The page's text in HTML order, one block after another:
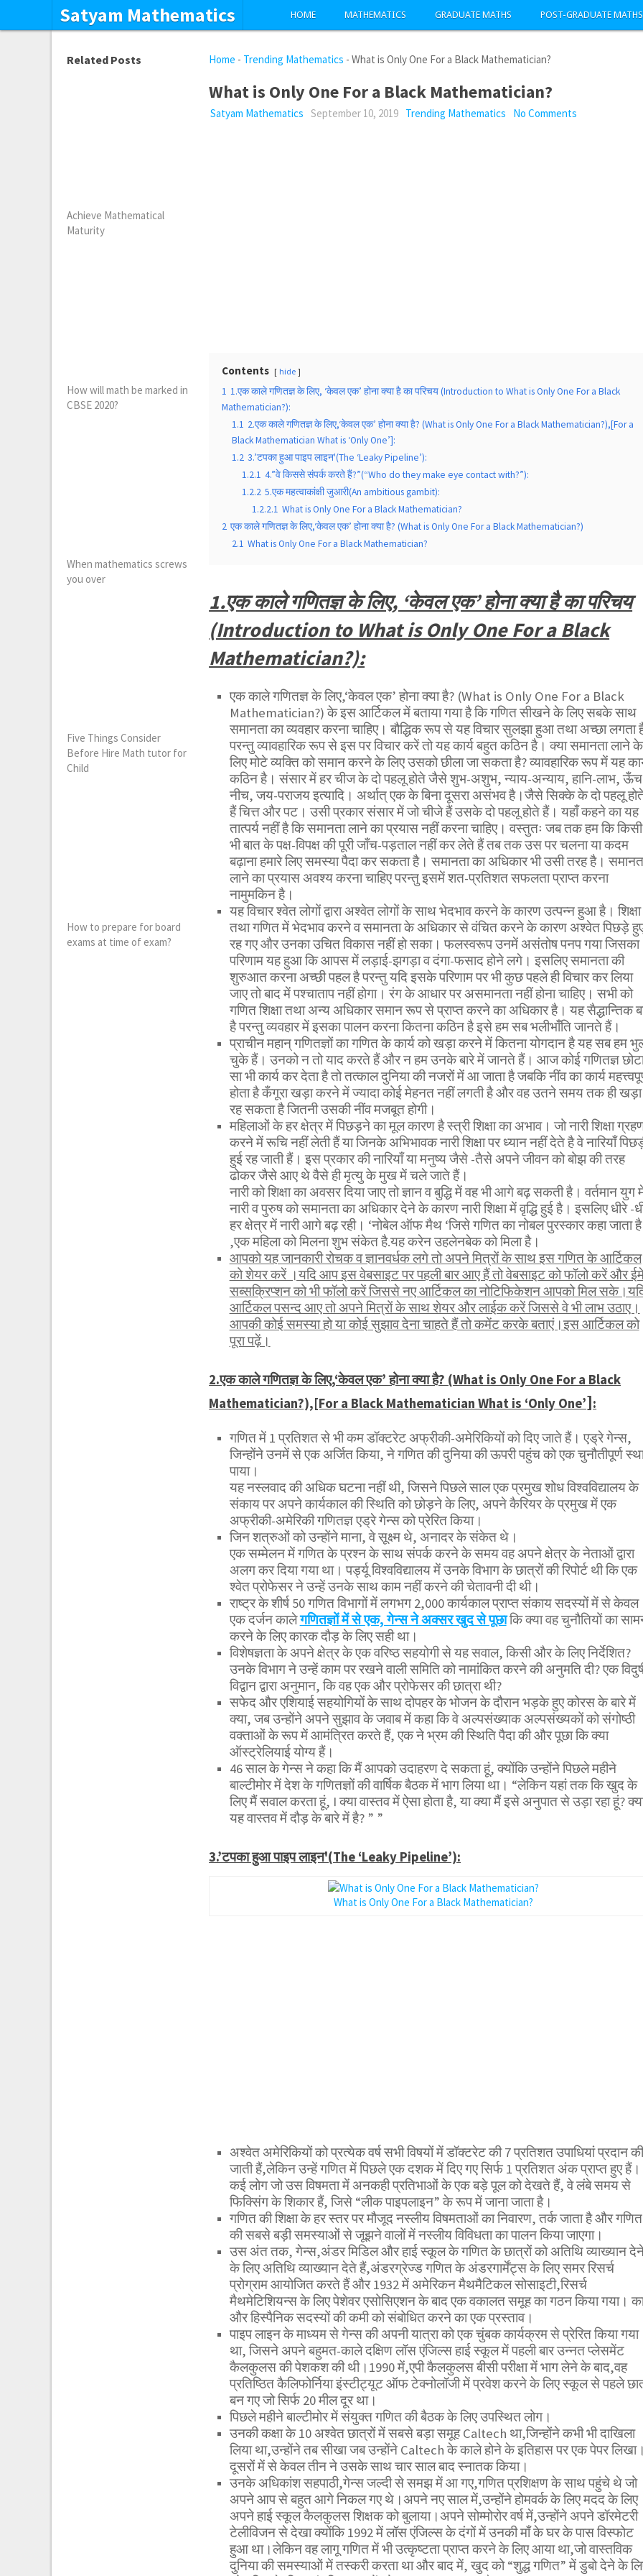
Satyam Mathematics HOME MATHEMATICS GRADUATE MATHS POST-GRADUATE MATHS
Home - Trending Mathematics -What is Only One For a Black Mathematician?
What is Only One For a Black Mathematician?
Satyam Mathematics September 10, 2019 Trending Mathematics No Comments
Contents hide
1 1.एक काले गणितज्ञ के लिए, ‘केवल एक’ होना क्या है का परिचय (Introduction to What is Only One For a Black
Mathematician?):
1.1 2.एक काले गणितज्ञ के लिए,‘केवल एक’ होना क्या है? (What is Only One For a Black Mathematician?),[For a
Black Mathematician What is ‘Only One’]:
1.2 3.’टपका हुआ पाइप लाइन'(The ‘Leaky Pipeline’):
1.2.1 4.”वे किससे संपर्क करते हैं?”(“Who do they make eye contact with?”):
1.2.2 5.एक महत्वाकांक्षी जुआरी(An ambitious gambit):
1.2.2.1 What is Only One For a Black Mathematician?
2 एक काले गणितज्ञ के लिए,‘केवल एक’ होना क्या है? (What is Only One For a Black Mathematician?)
2.1 What is Only One For a Black Mathematician?
1.एक काले गणितज्ञ के लिए, ‘केवल एक’ होना क्या है का परिचय
(Introduction to What is Only One For a Black
Mathematician?):
एक काले गणितज्ञ के लिए,‘केवल एक’ होना क्या है? (What is Only One For a Black
Mathematician?) के इस आर्टिकल में बताया गया है कि गणित सीखने के लिए सबके साथ
समानता का व्यवहार करना चाहिए। बौद्धिक रूप से यह विचार सुलझा हुआ तथा अच्छा लगता
परन्तु व्यावहारिक रूप से इस पर विचार करें तो यह कार्य बहुत कठिन है। क्या समानता लाने के
लिए मोटे व्यक्ति को समान करने के लिए उसको छीला जा सकता है? व्यावहारिक रूप में यह
कठिन है। संसार में हर चीज के दो पहलू होते जैसे शुभ-अशुभ, न्याय-अन्याय, हानि-लाभ,
नीच, जय-पराजय इत्यादि। अर्थात् एक के बिना दूसरा असंभव है।जैसे सिक्के के दो पहलू
हैं चित्त और पट। उसी प्रकार संसार में जो चीजे हैं उसके दो पहलू होते हैं। यहाँ कहने का यह
तात्पर्य नहीं है कि समानता लाने का प्रयास नहीं करना चाहिए। वस्तुतः जब तक हम कि किसी
भी बात के पक्ष-विपक्ष की पूरी जाँच-पड़ताल नहीं कर लेते हैं तब तक उस पर चलना या कदम
बढ़ाना हमारे लिए समस्या पैदा कर सकता है। समानता का अधिकार भी उसी तरह है।
लाने का प्रयास अवश्य करना चाहिए परन्तु इसमें शत-प्रतिशत सफलता प्राप्त करना
नामुमकिन है।
यह विचार श्वेत लोगों द्वारा अश्वेत लोगों के साथ भेदभाव करने के कारण उत्पन्न हुआ है।
तथा गणित में भेदभाव करने व समानता के अधिकार से वंचित करने के कारण अश्वेत पिछड़े
रह गए और उनका उचित विकास नहीं हो सका। फलस्वरूप उनमें असंतोष पनप गया जिसका
परिणाम यह हुआ कि आपस में लड़ाई-झगड़ा व दंगा-फसाद होने लगे। इसलिए समानता की
शुरुआत करना अच्छी पहल है परन्तु यदि इसके परिणाम पर भी कुछ पहले ही विचार कर लिया
जाए तो बाद में पश्चाताप नहीं होगा। रंग के आधार पर असमानता नहीं होना चाहिए। सभी को
गणित शिक्षा तथा अन्य अधिकार समान रूप से प्राप्त करने का अधिकार है। यह सैद्धान्तिक
है परन्तु व्यवहार में इसका पालन करना कितना कठिन है इसे हम सब भलीभाँति जानते हैं।
प्राचीन महान् गणितज्ञों का गणित के कार्य को खड़ा करने में कितना योगदान है यह सब हम
चुके हैं। उनको न तो याद करते हैं और न हम उनके बारे में जानते हैं। आज कोई गणितज्ञ
सा भी कार्य कर देता है तो तत्काल दुनिया की नजरों में आ जाता है जबकि नींव का कार्य
होता है कँगूरा खड़ा करने में ज्यादा कोई मेहनत नहीं लगती है और वह उतने समय तक ही खड़ा
रह सकता है जितनी उसकी नींव मजबूत होगी।
महिलाओं के हर क्षेत्र में पिछड़ने का मूल कारण है स्त्री शिक्षा का अभाव। जो नारी शिक्षा
करने में रूचि नहीं लेती हैं या जिनके अभिभावक नारी शिक्षा पर ध्यान नहीं देते है वे नारियाँ
हुई रह जाती हैं। इस प्रकार की नारियाँ या मनुष्य जैसे -तैसे अपने जीवन को बोझ की तरह
ढोकर जैसे आए थे वैसे ही मृत्यु के मुख में चले जाते हैं।
नारी को शिक्षा का अवसर दिया जाए तो ज्ञान व बुद्धि में वह भी आगे बढ़ सकती है। वर्तमान युग
नारी व पुरुष को समानता का अधिकार देने के कारण नारी शिक्षा में वृद्धि हुई है। इसलिए धीरे -
हर क्षेत्र में नारी आगे बढ़ रही। ‘नोबेल ऑफ मैथ ‘जिसे गणित का नोबल पुरस्कार कहा जाता है
,एक महिला को मिलना शुभ संकेत है.यह करेन उहलेनबेक को मिला है।
आपको यह जानकारी रोचक व ज्ञानवर्धक लगे तो अपने मित्रों के साथ इस गणित के आर्टिकल
को शेयर करें ।यदि आप इस वेबसाइट पर पहली बार आए हैं तो वेबसाइट को फॉलो करें और
सब्सक्रिप्शन को भी फॉलो करें जिससे नए आर्टिकल का नोटिफिकेशन आपको मिल
आर्टिकल पसन्द आए तो अपने मित्रों के साथ शेयर और लाईक करें जिससे वे भी लाभ उठाए।
आपकी कोई समस्या हो या कोई सुझाव देना चाहते हैं तो कमेंट करके बताएं।इस आर्टिकल को
पूरा पढ़ें।
2.एक काले गणितज्ञ के लिए,‘केवल एक’ होना क्या है? (What is Only One For a Black
Mathematician?),[For a Black Mathematician What is ‘Only One’]:
गणित में 1 प्रतिशत से भी कम डॉक्टरेट अफ्रीकी-अमेरिकियों को दिए जाते हैं। एड्रे गेन्स,
जिन्होंने उनमें से एक अर्जित किया, ने गणित की दुनिया की ऊपरी पहुंच को एक चुनौतीपूर्ण
पाया।
यह नस्लवाद की अधिक घटना नहीं थी, जिसने पिछले साल एक प्रमुख शोध विश्वविद्यालय के
संकाय पर अपने कार्यकाल की स्थिति को छोड़ने के लिए, अपने कैरियर के प्रमुख में एक
अफ्रीकी-अमेरिकी गणितज्ञ एड्रे गेन्स को प्रेरित किया।
जिन शत्रुओं को उन्होंने माना, वे सूक्ष्म थे, अनादर के संकेत थे।
एक सम्मेलन में गणित के प्रश्न के साथ संपर्क करने के समय वह अपने क्षेत्र के नेताओं द्वारा
अलग कर दिया गया था। पर्ड्यू विश्वविद्यालय में उनके विभाग के छात्रों की रिपोर्ट थी कि एक
श्वेत प्रोफेसर ने उन्हें उनके साथ काम नहीं करने की चेतावनी दी थी।
राष्ट्र के शीर्ष 50 गणित विभागों में लगभग 2,000 कार्यकाल प्राप्त संकाय सदस्यों में से केवल
एक दर्जन कालेगणितज्ञों में से एक, गेन्स ने अक्सर खुद से पूछाकि क्या वह चुनौतियों का
करने के लिए कारक दौड़ के लिए सही था।
विशेषज्ञता के अपने क्षेत्र के एक वरिष्ठ सहयोगी से यह सवाल, किसी और के लिए निर्देशित?
उनके विभाग ने उन्हें काम पर रखने वाली समिति को नामांकित करने की अनुमति दी? एक
विद्वान द्वारा अनुमान, कि वह एक और प्रोफेसर की छात्रा थी?
सफेद और एशियाई सहयोगियों के साथ दोपहर के भोजन के दौरान भड़के हुए कोरस के बारे में
क्या, जब उन्होंने अपने सुझाव के जवाब में कहा कि वे अल्पसंख्याक अल्पसंख्यकों को संगोष्ठी
वक्ताओं के रूप में आमंत्रित करते हैं, एक ने भ्रम की स्थिति पैदा की और पूछा कि क्या
ऑस्ट्रेलियाई योग्य हैं।
46 साल के गेन्स ने कहा कि मैं आपको उदाहरण दे सकता हूं, क्योंकि उन्होंने पिछले महीने
बाल्टीमोर में देश के गणितज्ञों की वार्षिक बैठक में भाग लिया था। “लेकिन यहां तक ​​कि खुद के
लिए मैं सवाल करता हूं, I क्या वास्तव में ऐसा होता है, या क्या मैं इसे अनुपात से उड़ा रहा हूं?
यह वास्तव में दौड़ के बारे में है? ” ”
3.’टपका हुआ पाइप लाइन'(The ‘Leaky Pipeline’):
What is Only One For a Black Mathematician?
अश्वेत अमेरिकियों को प्रत्येक वर्ष सभी विषयों में डॉक्टरेट की 7 प्रतिशत उपाधियां प्रदान की
जाती हैं,लेकिन उन्हें गणित में पिछले एक दशक में दिए गए सिर्फ 1 प्रतिशत अंक प्राप्त हुए हैं।
कई लोग जो उस विषमता में अनकही प्रतिभाओं के एक बड़े पूल को देखते हैं, वे लंबे समय से
फिक्सिंग के शिकार हैं, जिसे “लीक पाइपलाइन” के रूप में जाना जाता है।
गणित की शिक्षा के हर स्तर पर मौजूद नस्लीय विषमताओं का निवारण, तर्क जाता है और गणित
की सबसे बड़ी समस्याओं से जूझने वालों में नस्लीय विविधता का पालन किया जाएगा।
उस अंत तक, गेन्स,अंडर मिडिल और हाई स्कूल के गणित के छात्रों को अतिथि व्याख्यान
के लिए अतिथि व्याख्यान देते हैं,अंडरग्रेज्ड गणित के अंडरगार्मेंट्स के लिए समर रिसर्च
प्रोग्राम आयोजित करते हैं और 1932 में अमेरिकन मैथमैटिकल सोसाइटी,रिसर्च
मैथमेटिशियन्स के लिए पेशेवर एसोसिएशन के बाद एक वकालत समूह का गठन किया गया।
और हिस्पैनिक सदस्यों की कमी को संबोधित करने का एक प्रस्ताव।
पाइप लाइन के माध्यम से गेन्स की अपनी यात्रा को एक चुंबक कार्यक्रम से प्रेरित किया गया
था, जिसने अपने बहुमत-काले दक्षिण लॉस एंजिल्स हाई स्कूल में पहली बार उन्नत प्लेसमेंट
कैलकुलस की पेशकश की थी।1990 में,एपी कैलकुलस बीसी परीक्षा में भाग लेने के बाद,वह
प्रतिष्ठित कैलिफोर्निया इंस्टीट्यूट ऑफ टेक्नोलॉजी में प्रवेश करने के लिए स्कूल से पहले
बन गए जो सिर्फ 20 मील दूर था।
पिछले महीने बाल्टीमोर में संयुक्त गणित की बैठक के लिए उपस्थित लोग।
उनकी कक्षा के 10 अश्वेत छात्रों में सबसे बड़ा समूह Caltech था,जिन्होंने कभी भी दाखिला
लिया था,उन्होंने तब सीखा जब उन्होंने Caltech के काले होने के इतिहास पर एक पेपर लिखा।
दूसरों में से केवल तीन ने उसके साथ चार साल बाद स्नातक किया।
उनके अधिकांश सहपाठी,गेन्स जल्दी से समझ में आ गए,गणित प्रशिक्षण के साथ पहुंचे थे जो
अपने आप से बहुत आगे निकल गए थे।अपने नए साल में,उन्होंने होमवर्क के लिए मदद के लिए
अपने हाई स्कूल कैलकुलस शिक्षक को बुलाया।अपने सोम्मोरोर वर्ष में,उन्होंने अपने डॉरमेटरी
टेलीविजन से देखा क्योंकि 1992 में लॉस एंजिल्स के दंगों में उनकी माँ के घर के पास विस्फोट
हुआ था।लेकिन वह लागू गणित में भी उत्कृष्टता प्राप्त करने के लिए आया था,जो वास्तविक
दुनिया की समस्याओं में तस्करी करता था और बाद में, खुद को “शुद्ध गणित” में डुबो देने के
Related Posts
Achieve Mathematical
Maturity
How will math be marked in
CBSE 2020?
When mathematics screws
you over
Five Things Consider
Before Hire Math tutor for
Child
How to prepare for board
exams at time of exam?